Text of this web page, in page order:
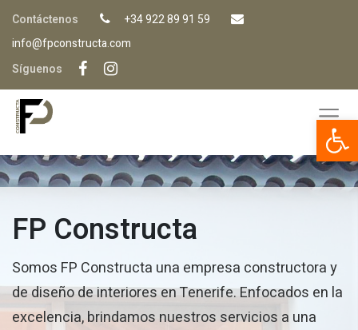
Contáctenos
+34 922 89 91 59
info@fpconstructa.com
Síguenos
FP Constructa
Somos FP Constructa una empresa constructora y
de diseño de interiores en Tenerife. Enfocados en la
excelencia, brindamos nuestros servicios a una